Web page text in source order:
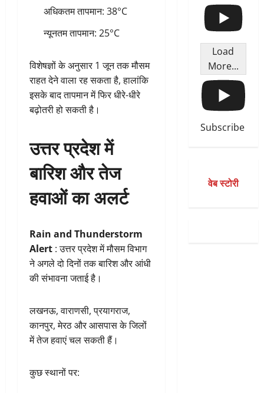
अधिकतम तापमान: 38°C
न्यूनतम तापमान: 25°C
विशेषज्ञों के अनुसार 1 जून तक मौसम
राहत देने वाला रह सकता है, हालांकि
इसके बाद तापमान में फिर धीरे-धीरे
बढ़ोतरी हो सकती है।
उत्तर प्रदेश में
बारिश और तेज
हवाओं का अलर्ट
Rain and Thunderstorm
Alert : उत्तर प्रदेश में मौसम विभाग
ने अगले दो दिनों तक बारिश और आंधी
की संभावना जताई है।
लखनऊ, वाराणसी, प्रयागराज,
कानपुर, मेरठ और आसपास के जिलों
में तेज हवाएं चल सकती हैं।
कुछ स्थानों पर:
Load
More...
Subscribe
वेब स्टोरी